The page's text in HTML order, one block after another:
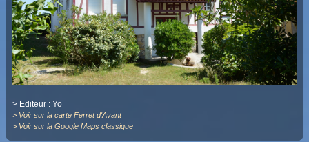
> Editeur : Yo
> Voir sur la carte Ferret d'Avant
> Voir sur la Google Maps classique